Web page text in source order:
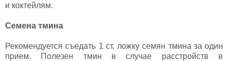
и коктейлям.
Семена тмина
Рекомендуется съедать 1 ст. ложку семян тмина за один
прием. Полезен тмин в случае расстройств в